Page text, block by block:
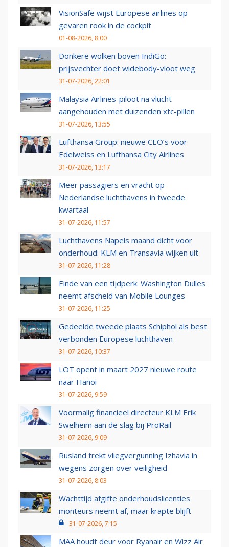
VisionSafe wijst Europese airlines op
gevaren rook in de cockpit
01-08-2026, 8:00
Donkere wolken boven IndiGo:
prijsvechter doet widebody-vloot weg
31-07-2026, 22:01
Malaysia Airlines-piloot na vlucht
aangehouden met duizenden xtc-pillen
31-07-2026, 13:55
Lufthansa Group: nieuwe CEO’s voor
Edelweiss en Lufthansa City Airlines
31-07-2026, 13:17
Meer passagiers en vracht op
Nederlandse luchthavens in tweede
kwartaal
31-07-2026, 11:57
Luchthavens Napels maand dicht voor
onderhoud: KLM en Transavia wijken uit
31-07-2026, 11:28
Einde van een tijdperk: Washington Dulles
neemt afscheid van Mobile Lounges
31-07-2026, 11:25
Gedeelde tweede plaats Schiphol als best
verbonden Europese luchthaven
31-07-2026, 10:37
LOT opent in maart 2027 nieuwe route
naar Hanoi
31-07-2026, 9:59
Voormalig financieel directeur KLM Erik
Swelheim aan de slag bij ProRail
31-07-2026, 9:09
Rusland trekt vliegvergunning Izhavia in
wegens zorgen over veiligheid
31-07-2026, 8:03
Wachttijd afgifte onderhoudslicenties
monteurs neemt af, maar krapte blijft
31-07-2026, 7:15
MAA houdt deur voor Ryanair en Wizz Air